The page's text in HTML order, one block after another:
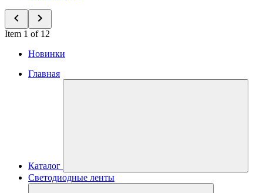
Item 1 of 12
Новинки
Главная
Каталог
Светодиодные ленты